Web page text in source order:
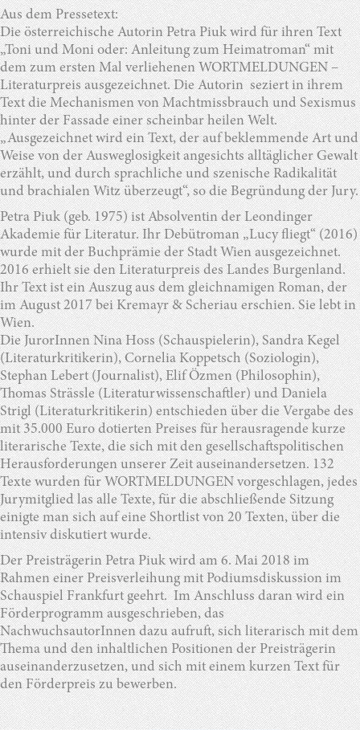
Aus dem Pressetext:
Die österreichische Autorin Petra Piuk wird für ihren Text
„Toni und Moni oder: Anleitung zum Heimatroman“ mit
dem zum ersten Mal verliehenen WORTMELDUNGEN –
Literaturpreis ausgezeichnet. Die Autorin seziert in ihrem
Text die Mechanismen von Machtmissbrauch und Sexismus
hinter der Fassade einer scheinbar heilen Welt.
„Ausgezeichnet wird ein Text, der auf beklemmende Art und
Weise von der Ausweglosigkeit angesichts alltäglicher Gewalt
erzählt, und durch sprachliche und szenische Radikalität
und brachialen Witz überzeugt“, so die Begründung der Jury.
Petra Piuk (geb. 1975) ist Absolventin der Leondinger
Akademie für Literatur. Ihr Debütroman „Lucy fliegt“ (2016)
wurde mit der Buchprämie der Stadt Wien ausgezeichnet.
2016 erhielt sie den Literaturpreis des Landes Burgenland.
Ihr Text ist ein Auszug aus dem gleichnamigen Roman, der
im August 2017 bei Kremayr & Scheriau erschien. Sie lebt in
Wien.
Die JurorInnen Nina Hoss (Schauspielerin), Sandra Kegel
(Literaturkritikerin), Cornelia Koppetsch (Soziologin),
Stephan Lebert (Journalist), Elif Özmen (Philosophin),
Thomas Strässle (Literaturwissenschaftler) und Daniela
Strigl (Literaturkritikerin) entschieden über die Vergabe des
mit 35.000 Euro dotierten Preises für herausragende kurze
literarische Texte, die sich mit den gesellschaftspolitischen
Herausforderungen unserer Zeit auseinandersetzen. 132
Texte wurden für WORTMELDUNGEN vorgeschlagen, jedes
Jurymitglied las alle Texte, für die abschließende Sitzung
einigte man sich auf eine Shortlist von 20 Texten, über die
intensiv diskutiert wurde.
Der Preisträgerin Petra Piuk wird am 6. Mai 2018 im
Rahmen einer Preisverleihung mit Podiumsdiskussion im
Schauspiel Frankfurt geehrt. Im Anschluss daran wird ein
Förderprogramm ausgeschrieben, das
NachwuchsautorInnen dazu aufruft, sich literarisch mit dem
Thema und den inhaltlichen Positionen der Preisträgerin
auseinanderzusetzen, und sich mit einem kurzen Text für
den Förderpreis zu bewerben.